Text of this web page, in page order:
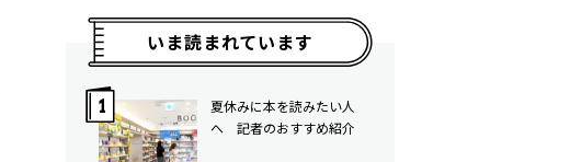
いま読まれています
夏休みに本を読みたい人
へ 記者のおすすめ紹介